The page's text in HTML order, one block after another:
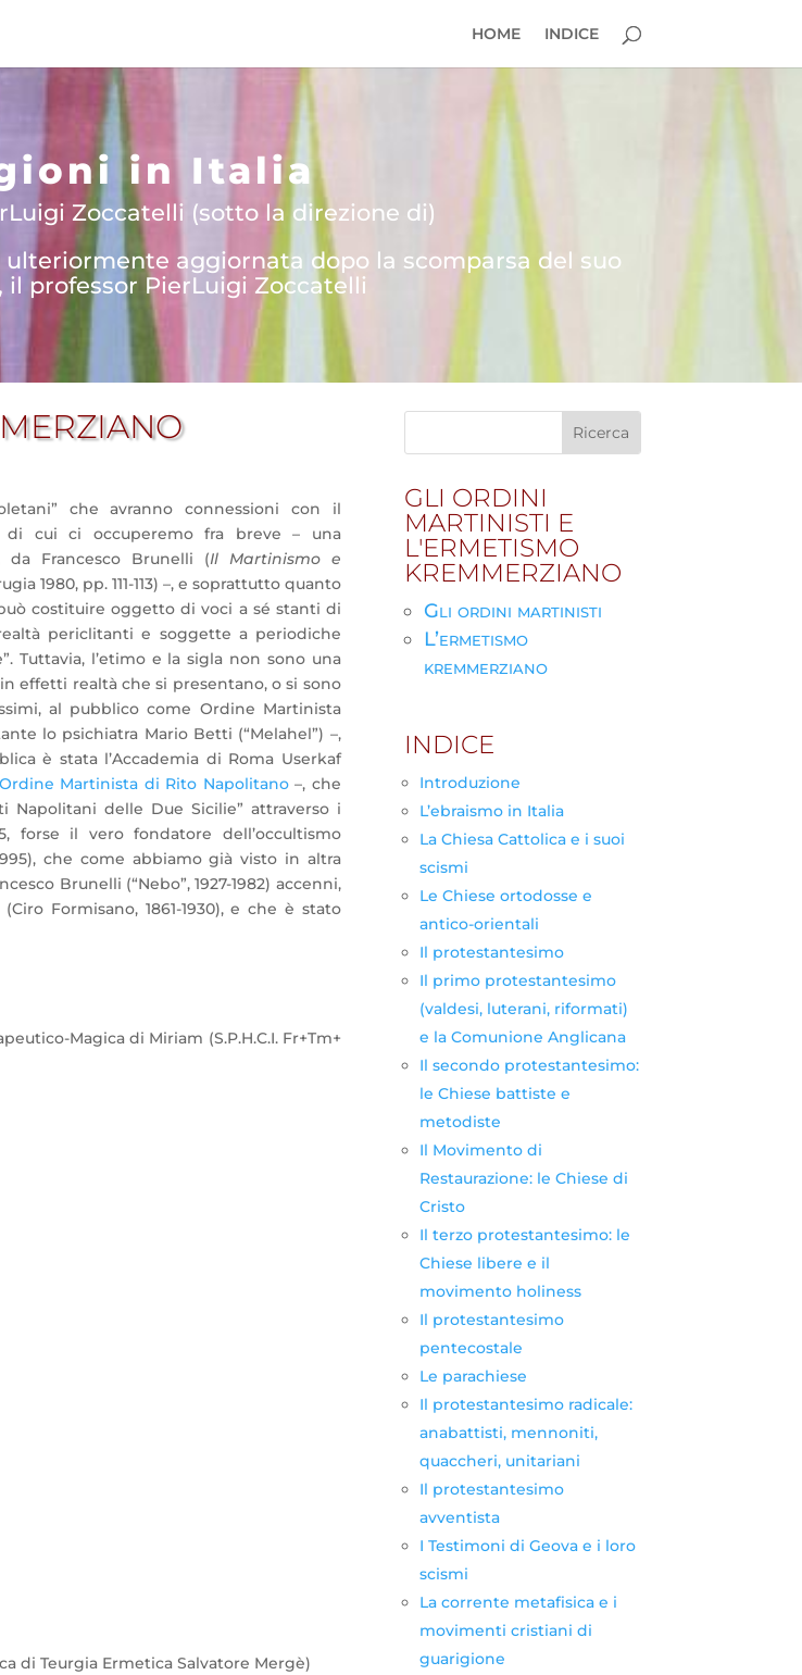
HOME INDICE
in Italia
Zoccatelli (sotto la direzione di)
aggiornata dopo la scomparsa del suo
professor PierLuigi Zoccatelli
che avranno connessioni con il
di cui ci occuperemo fra breve – una
da Francesco Brunelli (Il Martinismo e
1980, pp. 111-113) –, e soprattutto quanto
costituire oggetto di voci a sé stanti di
periclitanti e soggette a periodiche
Tuttavia, l’etimo e la sigla non sono una
effetti realtà che si presentano, o si sono
al pubblico come Ordine Martinista
lo psichiatra Mario Betti (“Melahel”) –,
è stata l’Accademia di Roma Userkaf
Ordine Martinista di Rito Napolitano–, che
Napolitani delle Due Sicilie” attraverso i
forse il vero fondatore dell’occultismo
che come abbiamo già visto in altra
Brunelli (“Nebo”, 1927-1982) accenni,
Formisano, 1861-1930), e che è stato
Magica di Miriam (S.P.H.C.I. Fr+Tm+
di Teurgia Ermetica Salvatore Mergè)
GLI ORDINI
MARTINISTI E
L'ERMETISMO
KREMMERZIANO
Gli ordini martinisti
L’ermetismo
kremmerziano
INDICE
Introduzione
L’ebraismo in Italia
La Chiesa Cattolica e i suoi
scismi
Le Chiese ortodosse e
antico-orientali
Il protestantesimo
Il primo protestantesimo
(valdesi, luterani, riformati)
e la Comunione Anglicana
Il secondo protestantesimo:
le Chiese battiste e
metodiste
Il Movimento di
Restaurazione: le Chiese di
Cristo
Il terzo protestantesimo: le
Chiese libere e il
movimento holiness
Il protestantesimo
pentecostale
Le parachiese
Il protestantesimo radicale:
anabattisti, mennoniti,
quaccheri, unitariani
Il protestantesimo
avventista
I Testimoni di Geova e i loro
scismi
La corrente metafisica e i
movimenti cristiani di
guarigione